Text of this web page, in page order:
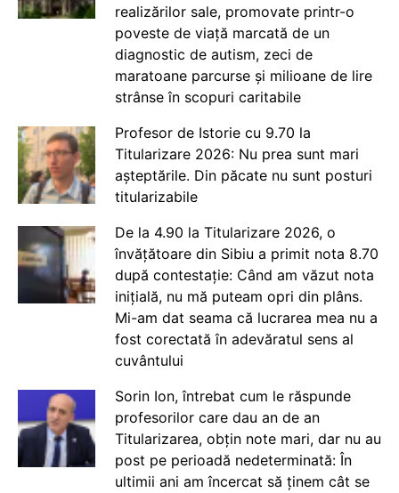
realizărilor sale, promovate printr-o
poveste de viață marcată de un
diagnostic de autism, zeci de
maratoane parcurse și milioane de lire
strânse în scopuri caritabile
Profesor de Istorie cu 9.70 la
Titularizare 2026: Nu prea sunt mari
așteptările. Din păcate nu sunt posturi
titularizabile
De la 4.90 la Titularizare 2026, o
învățătoare din Sibiu a primit nota 8.70
după contestație: Când am văzut nota
inițială, nu mă puteam opri din plâns.
Mi-am dat seama că lucrarea mea nu a
fost corectată în adevăratul sens al
cuvântului
Sorin Ion, întrebat cum le răspunde
profesorilor care dau an de an
Titularizarea, obțin note mari, dar nu au
post pe perioadă nedeterminată: În
ultimii ani am încercat să ținem cât se